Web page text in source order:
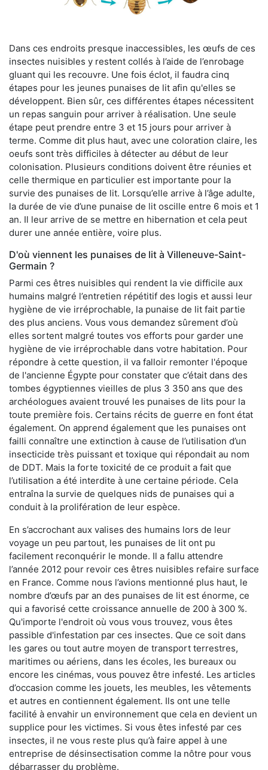
Dans ces endroits presque inaccessibles, les œufs de ces
insectes nuisibles y restent collés à l’aide de l’enrobage
gluant qui les recouvre. Une fois éclot, il faudra cinq
étapes pour les jeunes punaises de lit afin qu'elles se
développent. Bien sûr, ces différentes étapes nécessitent
un repas sanguin pour arriver à réalisation. Une seule
étape peut prendre entre 3 et 15 jours pour arriver à
terme. Comme dit plus haut, avec une coloration claire, les
oeufs sont très difficiles à détecter au début de leur
colonisation. Plusieurs conditions doivent être réunies et
celle thermique en particulier est importante pour la
survie des punaises de lit. Lorsqu’elle arrive à l’âge adulte,
la durée de vie d’une punaise de lit oscille entre 6 mois et 1
an. Il leur arrive de se mettre en hibernation et cela peut
durer une année entière, voire plus.
D'où viennent les punaises de lit à Villeneuve-Saint-
Germain ?
Parmi ces êtres nuisibles qui rendent la vie difficile aux
humains malgré l’entretien répétitif des logis et aussi leur
hygiène de vie irréprochable, la punaise de lit fait partie
des plus anciens. Vous vous demandez sûrement d’où
elles sortent malgré toutes vos efforts pour garder une
hygiène de vie irréprochable dans votre habitation. Pour
répondre à cette question, il va falloir remonter l'époque
de l'ancienne Égypte pour constater que c’était dans des
tombes égyptiennes vieilles de plus 3 350 ans que des
archéologues avaient trouvé les punaises de lits pour la
toute première fois. Certains récits de guerre en font état
également. On apprend également que les punaises ont
failli connaître une extinction à cause de l’utilisation d’un
insecticide très puissant et toxique qui répondait au nom
de DDT. Mais la forte toxicité de ce produit a fait que
l’utilisation a été interdite à une certaine période. Cela
entraîna la survie de quelques nids de punaises qui a
conduit à la prolifération de leur espèce.
En s’accrochant aux valises des humains lors de leur
voyage un peu partout, les punaises de lit ont pu
facilement reconquérir le monde. Il a fallu attendre
l’année 2012 pour revoir ces êtres nuisibles refaire surface
en France. Comme nous l’avions mentionné plus haut, le
nombre d’œufs par an des punaises de lit est énorme, ce
qui a favorisé cette croissance annuelle de 200 à 300 %.
Qu'importe l'endroit où vous vous trouvez, vous êtes
passible d'infestation par ces insectes. Que ce soit dans
les gares ou tout autre moyen de transport terrestres,
maritimes ou aériens, dans les écoles, les bureaux ou
encore les cinémas, vous pouvez être infesté. Les articles
d’occasion comme les jouets, les meubles, les vêtements
et autres en contiennent également. Ils ont une telle
facilité à envahir un environnement que cela en devient un
supplice pour les victimes. Si vous êtes infesté par ces
insectes, il ne vous reste plus qu’à faire appel à une
entreprise de désinsectisation comme la nôtre pour vous
débarrasser du problème.